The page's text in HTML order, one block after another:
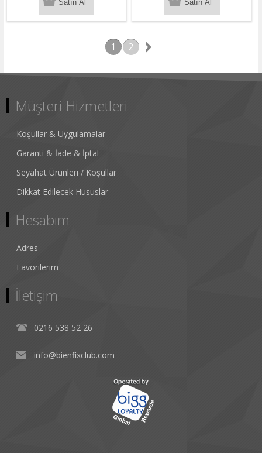
1 2
Müşteri Hizmetleri
Koşullar & Uygulamalar
Garanti & İade & İptal
Seyahat Ürünleri / Koşullar
Dikkat Edilecek Hususlar
Hesabım
Adres
Favorilerim
İletişim
0216 538 52 26
info@bienfixclub.com